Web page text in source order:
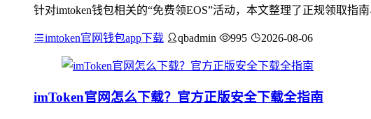
针对imtoken钱包相关的“免费领EOS”活动，本文整理了正规领取指
imtoken官网钱包app下载 qbadmin 995 2026-08-06
imToken官网怎么下载？官方正版安全下载全指南